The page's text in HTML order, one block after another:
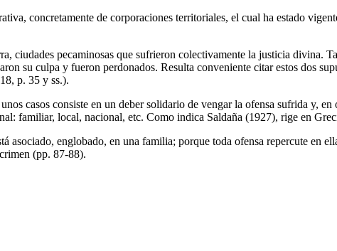
concretamente de corporaciones territoriales, el cual ha estado
ciudades pecaminosas que sufrieron colectivamente la justicia divina.
su culpa y fueron perdonados. Resulta conveniente citar estos dos
p. 35 y ss.).
casos consiste en un deber solidario de vengar la ofensa sufrida y,
familiar, local, nacional, etc. Como indica Saldaña (1927), rige en
englobado, en una familia; porque toda ofensa repercute en
(pp. 87-88).